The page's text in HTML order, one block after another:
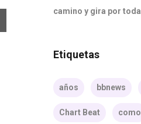
camino y gira por
Etiquetas
años bbnews
Chart Beat como